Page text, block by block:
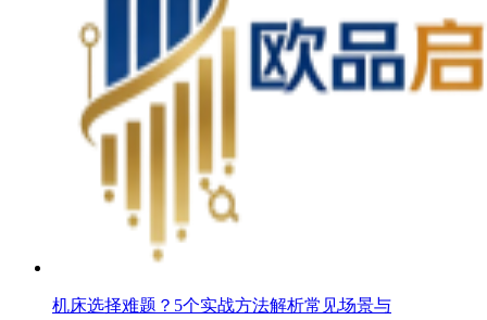
机床选择难题？5个实战方法解析常见场景与